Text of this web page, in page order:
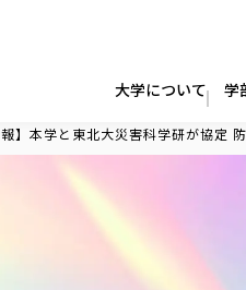
大学について 学
】本学と東北大災害科学研が協定